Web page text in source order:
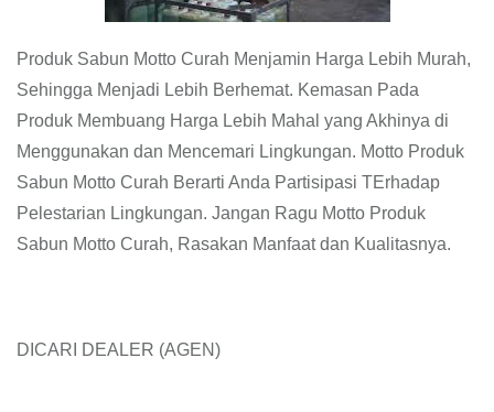
Produk Sabun Motto Curah Menjamin Harga Lebih Murah,
Sehingga Menjadi Lebih Berhemat. Kemasan Pada
Produk Membuang Harga Lebih Mahal yang Akhinya di
Menggunakan dan Mencemari Lingkungan. Motto Produk
Sabun Motto Curah Berarti Anda Partisipasi TErhadap
Pelestarian Lingkungan. Jangan Ragu Motto Produk
Sabun Motto Curah, Rasakan Manfaat dan Kualitasnya.
DICARI DEALER (AGEN)